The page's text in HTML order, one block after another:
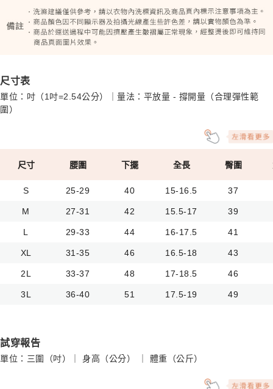
尺寸表
單位：吋（1吋=2.54公分）｜量法：平放量 - 撐開量（合理彈性範
圍）
尺寸 腰圍 下擺 全長 臀圍
S 25-29 40 15-16.5 37
M 27-31 42 15.5-17 39
L 29-33 44 16-17.5 41
XL 31-35 46 16.5-18 43
2L 33-37 48 17-18.5 46
3L 36-40 51 17.5-19 49
試穿報告
單位：三圍（吋）｜ 身高（公分） ｜ 體重（公斤）